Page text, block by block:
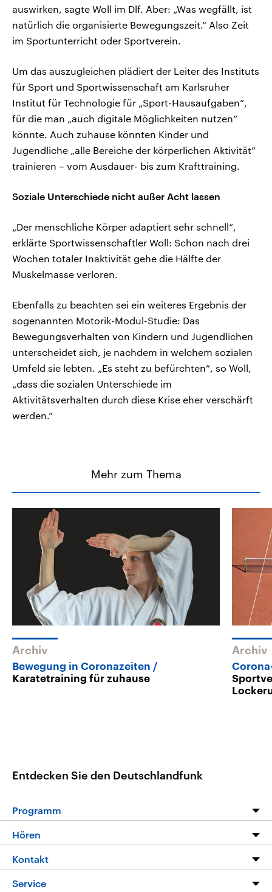
auswirken, sagte Woll im Dlf. Aber: „Was wegfällt, ist
natürlich die organisierte Bewegungszeit.“ Also Zeit
im Sportunterricht oder Sportverein.
Um das auszugleichen plädiert der Leiter des Instituts
für Sport und Sportwissenschaft am Karlsruher
Institut für Technologie für „Sport-Hausaufgaben“,
für die man „auch digitale Möglichkeiten nutzen“
könnte. Auch zuhause könnten Kinder und
Jugendliche „alle Bereiche der körperlichen Aktivität“
trainieren – vom Ausdauer- bis zum Krafttraining.
Soziale Unterschiede nicht außer Acht lassen
„Der menschliche Körper adaptiert sehr schnell“,
erklärte Sportwissenschaftler Woll: Schon nach drei
Wochen totaler Inaktivität gehe die Hälfte der
Muskelmasse verloren.
Ebenfalls zu beachten sei ein weiteres Ergebnis der
sogenannten Motorik-Modul-Studie: Das
Bewegungsverhalten von Kindern und Jugendlichen
unterscheidet sich, je nachdem in welchem sozialen
Umfeld sie lebten. „Es steht zu befürchten“, so Woll,
„dass die sozialen Unterschiede im
Aktivitätsverhalten durch diese Krise eher verschärft
werden.“
Mehr zum Thema
Archiv
Bewegung in Coronazeiten
Karatetraining für zuhause
Archiv
Entdecken Sie den Deutschlandfunk
Programm
Programm
Die Nachrichten
Nachrichtenleicht
Hören
Livestream
Kontakt
Hörerservice
Service